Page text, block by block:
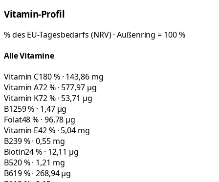
Vitamin-Profil
% des EU-Tagesbedarfs (NRV) · Außenring = 100 %
Alle Vitamine
Vitamin C180 % · 143,86 mg
Vitamin A72 % · 577,97 µg
Vitamin K72 % · 53,71 µg
B1259 % · 1,47 µg
Folat48 % · 96,78 µg
Vitamin E42 % · 5,04 mg
B239 % · 0,55 mg
Biotin24 % · 12,11 µg
B520 % · 1,21 mg
B619 % · 268,94 µg